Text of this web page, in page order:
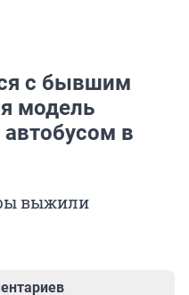
с бывшим
модель
автобусом в
выжили